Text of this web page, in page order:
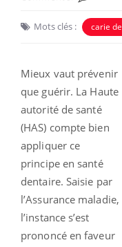
Mots clés : carie
Mieux vaut prévenir
que guérir. La Haute
autorité de santé
(HAS) compte bien
appliquer ce
principe en santé
dentaire. Saisie par
l’Assurance maladie,
l’instance s’est
prononcé en faveur